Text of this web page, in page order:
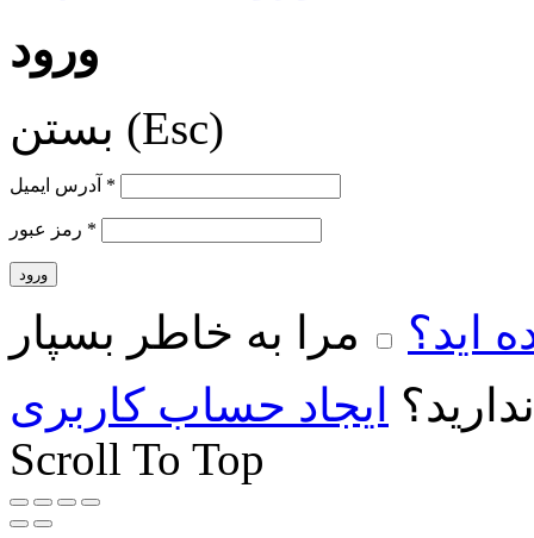
ورود
بستن (Esc)
*
*
ورود
اید؟
مرا به خاطر بسپار
ایجاد حساب کاربری
Scroll To Top